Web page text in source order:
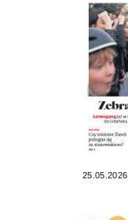
25.05.2026